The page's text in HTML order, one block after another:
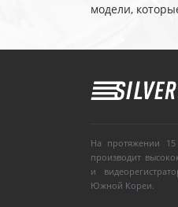
модели,
На протяжении
производит
и
Южной Кореи.